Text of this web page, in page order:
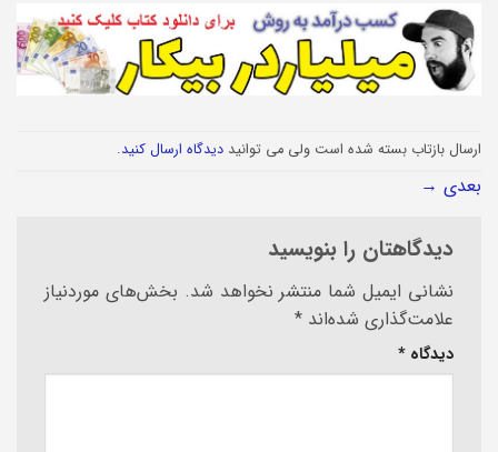
ارسال بازتاب بسته شده است ولی می توانید دیدگاه ارسال کنید.
بعدی →
دیدگاهتان را بنویسید
نشانی ایمیل شما منتشر نخواهد شد. بخش‌های موردنیاز
علامت‌گذاری شده‌اند *
دیدگاه *